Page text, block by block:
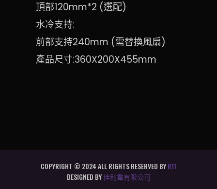
頂部120mm*2 (選配)
水冷支持:
前部支持240mm (需替換風扇)
產品尺寸:360X200X455mm
COPYRIGHT © 2024 ALL RIGHTS RESERVED BYR11
DESIGNED BY佳利韋有限公司